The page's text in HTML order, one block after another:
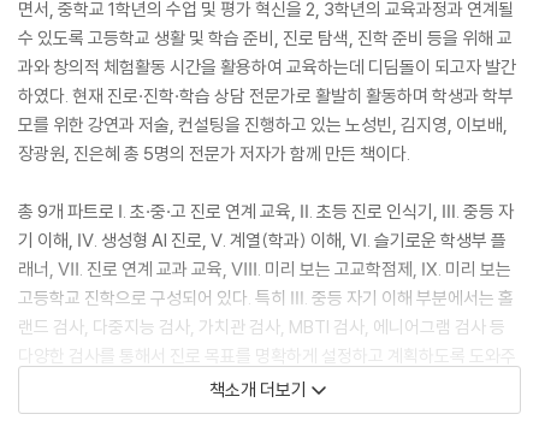
면서, 중학교 1학년의 수업 및 평가 혁신을 2, 3학년의 교육과정과 연계될
수 있도록 고등학교 생활 및 학습 준비, 진로 탐색, 진학 준비 등을 위해 교
과와 창의적 체험활동 시간을 활용하여 교육하는데 디딤돌이 되고자 발간
하였다. 현재 진로·진학·학습 상담 전문가로 활발히 활동하며 학생과 학부
모를 위한 강연과 저술, 컨설팅을 진행하고 있는 노성빈, 김지영, 이보배,
장광원, 진은혜 총 5명의 전문가 저자가 함께 만든 책이다.
총 9개 파트로 Ⅰ. 초·중·고 진로 연계 교육, Ⅱ. 초등 진로 인식기, Ⅲ. 중등 자
기 이해, Ⅳ. 생성형 AI 진로, Ⅴ. 계열(학과) 이해, Ⅵ. 슬기로운 학생부 플
래너, Ⅶ. 진로 연계 교과 교육, Ⅷ. 미리 보는 고교학점제, Ⅸ. 미리 보는
고등학교 진학으로 구성되어 있다. 특히 Ⅲ. 중등 자기 이해 부분에서는 홀
랜드 검사, 다중지능 검사, 가치관 검사, MBTI 검사, 에니어그램 검사 등
다양한 검사를 통해서 진로 목표를 명확하게 설정하고 계획하도록 도와주
며 자신만의 특성을 이해하도록 제시한다. 또 평소에 자신의 취미나 좋아
하는 일, 잘하는 일, 스스로 어떤 일을 했을 때 행복한가를 생각하는 시간을
책소개 더보기